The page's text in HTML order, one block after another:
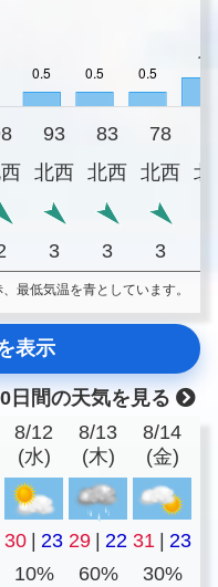
93 83 78
北西 北西 北西 北
3 3 3
最低気温を青としています。
表示
日間の天気を見る
8/12
(水)
8/13
(木)
8/14
(金)
30 23 29 22 31
23
10% 60% 30%